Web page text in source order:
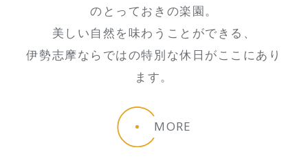
のとっておきの楽園。
美しい自然を味わうことができる、
伊勢志摩ならではの特別な休日がここにあり
ます。
MORE